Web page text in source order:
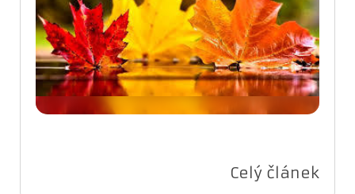
Celý článek